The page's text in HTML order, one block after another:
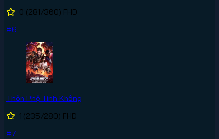
0 (281/360) FHD
#6
Thôn Phệ Tinh Không
1 (235/280) FHD
#7